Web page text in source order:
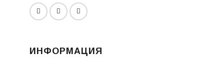
ИНФОРМАЦИЯ